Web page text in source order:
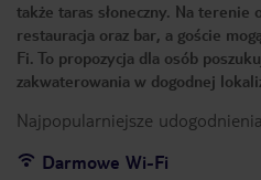
także taras słoneczny. Na terenie
restauracja oraz bar, a goście
Fi. To propozycja dla osób
zakwaterowania w dogodnej
Najpopularniejsze
Darmowe Wi-Fi